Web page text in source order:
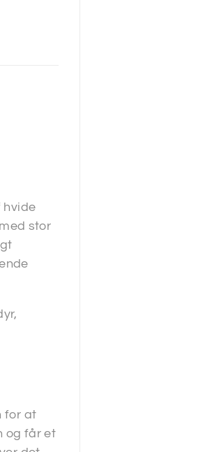
hvide
stor
for at
og får et